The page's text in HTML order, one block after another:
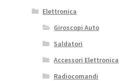
Elettronica
Giroscopi Auto
Saldatori
Accessori Elettronica
Radiocomandi